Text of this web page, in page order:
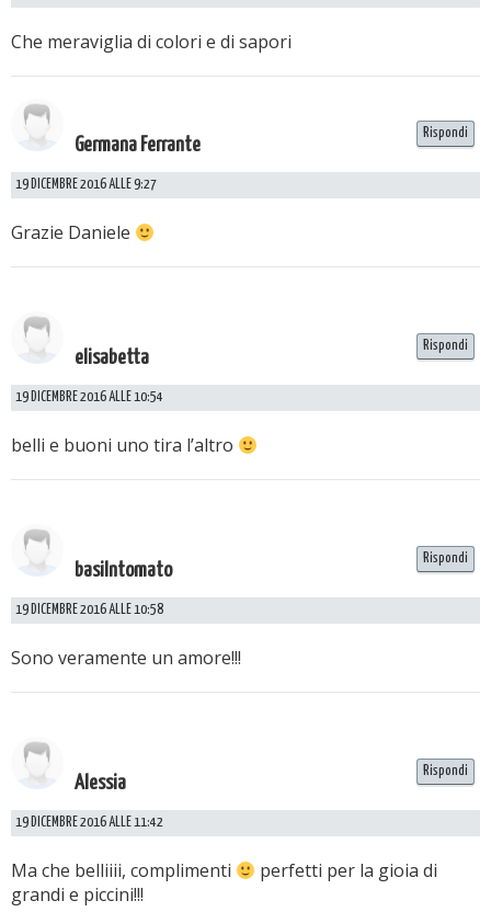
Che meraviglia di colori e di sapori
Germana Ferrante
19 DICEMBRE 2016 ALLE 9:27
Grazie Daniele
Rispondi
elisabetta
19 DICEMBRE 2016 ALLE 10:54
belli e buoni uno tira l’altro
Rispondi
basilntomato
19 DICEMBRE 2016 ALLE 10:58
Sono veramente un amore!!!
Rispondi
Alessia
19 DICEMBRE 2016 ALLE 11:42
Ma che belliiii, complimenti
perfetti per la gioia di
grandi e piccini!!!
Rispondi